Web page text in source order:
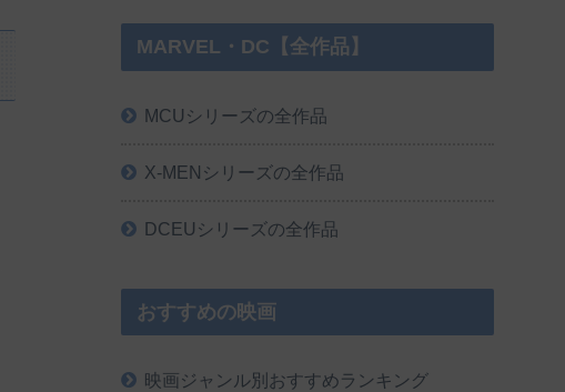
MARVEL・DC【全作品】
MCUシリーズの全作品
X-MENシリーズの全作品
DCEUシリーズの全作品
おすすめの映画
映画ジャンル別おすすめランキング